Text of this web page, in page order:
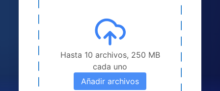
Hasta 10 archivos, 250 MB
cada uno
Añadir archivos